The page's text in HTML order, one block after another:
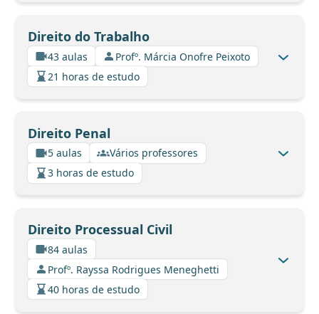
Direito do Trabalho
43 aulas
Profº. Márcia Onofre Peixoto
21 horas de estudo
Direito Penal
5 aulas
Vários professores
3 horas de estudo
Direito Processual Civil
84 aulas
Profº. Rayssa Rodrigues Meneghetti
40 horas de estudo